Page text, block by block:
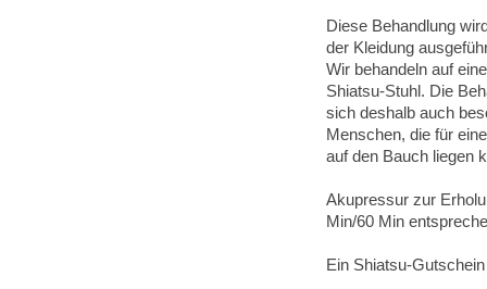
Diese Behandlung
der Kleidung
Wir behandeln auf
Shiatsu-Stuhl. Die
sich deshalb auch
Menschen, die für
auf den Bauch liegen
Akupressur zur
Min/60 Min
Ein Shiatsu-